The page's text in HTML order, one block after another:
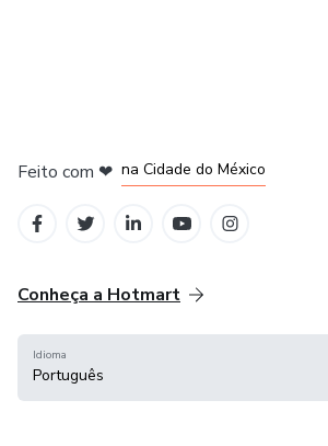
Feito com ❤ na Cidade do México
Conheça a Hotmart
Idioma
Português